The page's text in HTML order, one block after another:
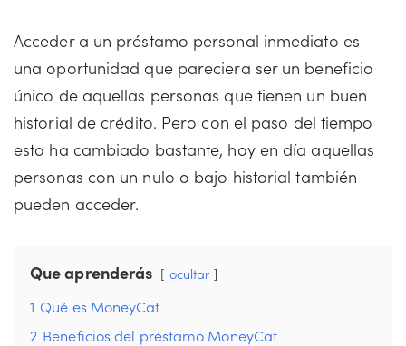
Acceder a un préstamo personal inmediato es
una oportunidad que pareciera ser un beneficio
único de aquellas personas que tienen un buen
historial de crédito. Pero con el paso del tiempo
esto ha cambiado bastante, hoy en día aquellas
personas con un nulo o bajo historial también
pueden acceder.
Que aprenderás ocultar
1 Qué es MoneyCat
2 Beneficios del préstamo MoneyCat